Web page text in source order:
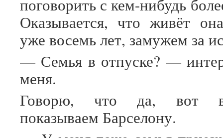
поговорить с кем-нибудь
Оказывается, что живёт
уже восемь лет, замужем за
— Семья в отпуске? —
меня.
Говорю, что да, вот
показываем Барселону.